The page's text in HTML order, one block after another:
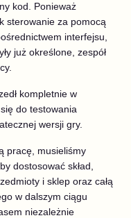
kod. Ponieważ
sterowanie za pomocą
interfejsu,
już określone, zespół
kompletnie w
do testowania
wersji gry.
pracę, musieliśmy
dostosować skład,
i sklep oraz całą
w dalszym ciągu
niezależnie